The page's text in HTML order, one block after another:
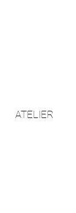
ATELIER